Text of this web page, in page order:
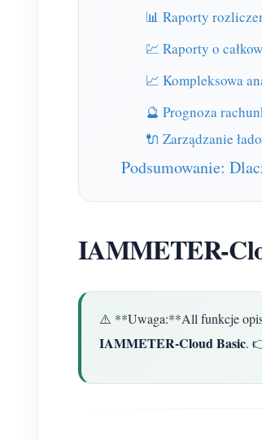
📊 Raporty
💹 Raporty o
📈 Kompleksowa
🔮 Prognoza
🔌 Zarządzanie
Podsumowanie:
IAMMETER-
⚠️ **Uwaga:**All funkcje
IAMMETER-Cloud Basic.